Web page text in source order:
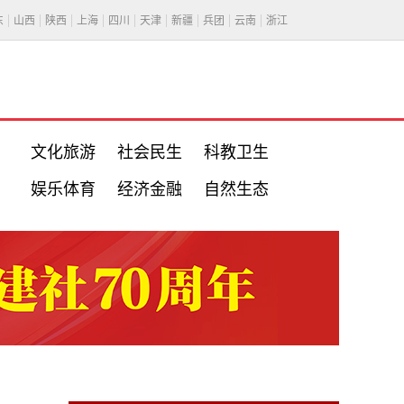
山西 陕西 上海 四川 天津 新疆 兵团 云南 浙江
文化旅游 社会民生 科教卫生
娱乐体育 经济金融 自然生态